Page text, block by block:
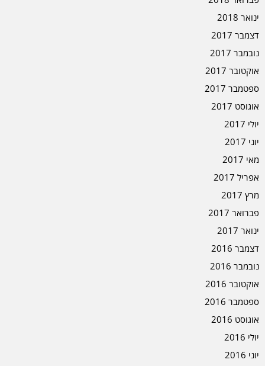
ינואר 2018
דצמבר 2017
נובמבר 2017
אוקטובר 2017
ספטמבר 2017
אוגוסט 2017
יולי 2017
יוני 2017
מאי 2017
אפריל 2017
מרץ 2017
פברואר 2017
ינואר 2017
דצמבר 2016
נובמבר 2016
אוקטובר 2016
ספטמבר 2016
אוגוסט 2016
יולי 2016
יוני 2016